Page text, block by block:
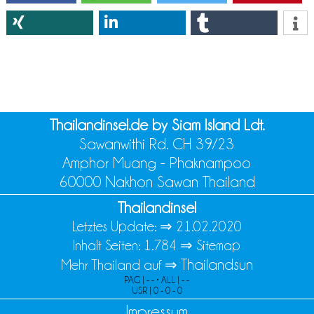
Thailandinsel.de by Siam Island Ldt.
Sawanwithi Rd. CH 39/23
Amphor Muang - Phaknampoo
60000 Nakhon Sawan Thailand
Thailandinsel
Letztes Update: ⇒ 21.02.2020
Inhalt Seiten: 1.784 ⇒ Sitemap
Mehr Thailand auf ⇒ Thailandsun
PAG | - - • ALL | - -
USR | 0 - 0 - 0